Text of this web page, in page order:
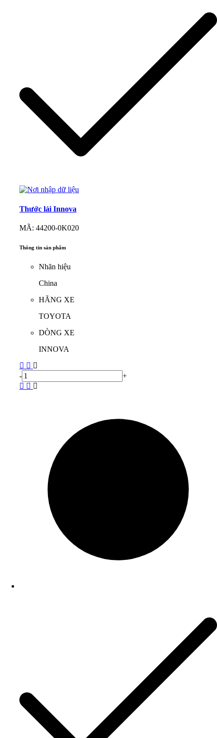
Thước lái Innova
MÃ: 44200-0K020
Thông tin sản phẩm
Nhãn hiệu
China
HÃNG XE
TOYOTA
DÒNG XE
INNOVA
- +